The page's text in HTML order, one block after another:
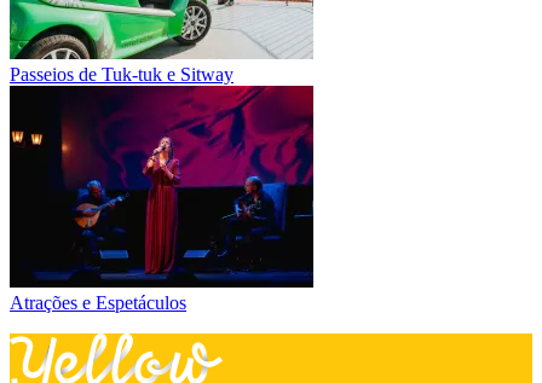
Passeios de Tuk-tuk e Sitway
Atrações e Espetáculos